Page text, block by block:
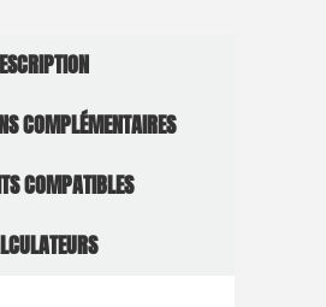
COMPLÉMENTAIRES
COMPATIBLES